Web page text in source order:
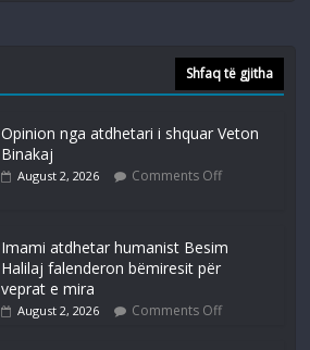
Shfaq të gjitha
Opinion nga atdhetari i shquar Veton
Binakaj
August 2, 2026 Comments Off
Imami atdhetar humanist Besim
Halilaj falenderon bëmiresit për
veprat e mira
August 2, 2026 Comments Off